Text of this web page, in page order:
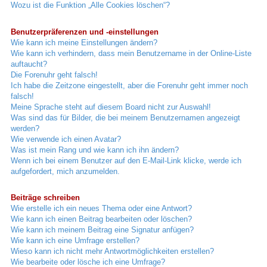
Wozu ist die Funktion „Alle Cookies löschen“?
Benutzerpräferenzen und -einstellungen
Wie kann ich meine Einstellungen ändern?
Wie kann ich verhindern, dass mein Benutzername in der Online-Liste
auftaucht?
Die Forenuhr geht falsch!
Ich habe die Zeitzone eingestellt, aber die Forenuhr geht immer noch
falsch!
Meine Sprache steht auf diesem Board nicht zur Auswahl!
Was sind das für Bilder, die bei meinem Benutzernamen angezeigt
werden?
Wie verwende ich einen Avatar?
Was ist mein Rang und wie kann ich ihn ändern?
Wenn ich bei einem Benutzer auf den E-Mail-Link klicke, werde ich
aufgefordert, mich anzumelden.
Beiträge schreiben
Wie erstelle ich ein neues Thema oder eine Antwort?
Wie kann ich einen Beitrag bearbeiten oder löschen?
Wie kann ich meinem Beitrag eine Signatur anfügen?
Wie kann ich eine Umfrage erstellen?
Wieso kann ich nicht mehr Antwortmöglichkeiten erstellen?
Wie bearbeite oder lösche ich eine Umfrage?